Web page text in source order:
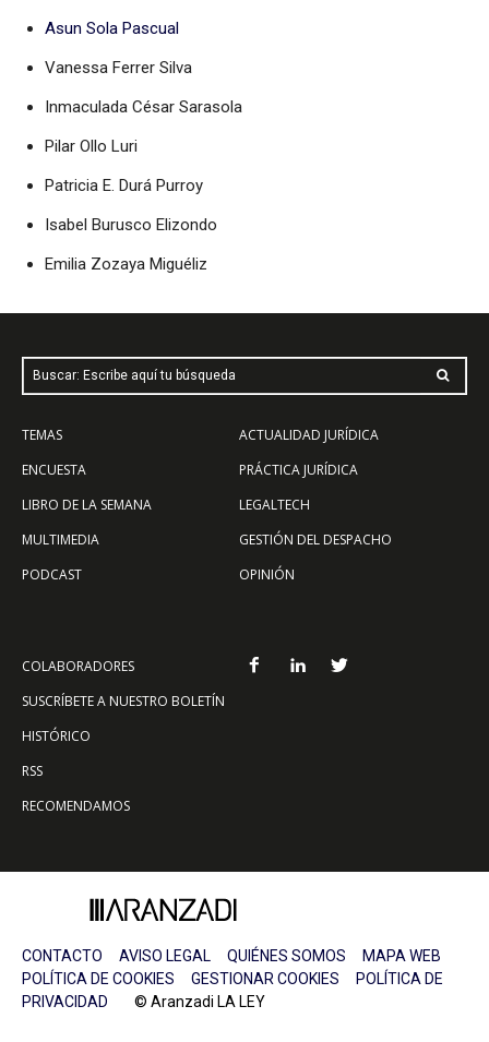
Asun Sola Pascual
Vanessa Ferrer Silva
Inmaculada César Sarasola
Pilar Ollo Luri
Patricia E. Durá Purroy
Isabel Burusco Elizondo
Emilia Zozaya Miguéliz
Buscar: Escribe aquí tu búsqueda
TEMAS
ENCUESTA
LIBRO DE LA SEMANA
MULTIMEDIA
PODCAST
ACTUALIDAD JURÍDICA
PRÁCTICA JURÍDICA
LEGALTECH
GESTIÓN DEL DESPACHO
OPINIÓN
COLABORADORES
SUSCRÍBETE A NUESTRO BOLETÍN
HISTÓRICO
RSS
RECOMENDAMOS
CONTACTO AVISO LEGAL QUIÉNES SOMOS
MAPA WEB
POLÍTICA DE COOKIES
GESTIONAR COOKIES
POLÍTICA DE
PRIVACIDAD © Aranzadi LA LEY